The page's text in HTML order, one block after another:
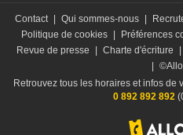
Contact | Qui sommes-nous |
Politique de cookies | Préférences
Revue de presse
| Charte d'écriture |
|
Retrouvez tous les horaires et infos de
0 892 892 892